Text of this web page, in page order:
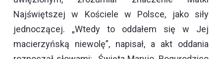
Najświętszej w Kościele w Polsce, jako siły
jednoczącej. „Wtedy to oddałem się w Jej
macierzyńską niewolę”, napisał, a akt oddania